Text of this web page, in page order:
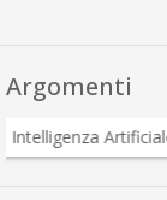
Argomenti
Intelligenza